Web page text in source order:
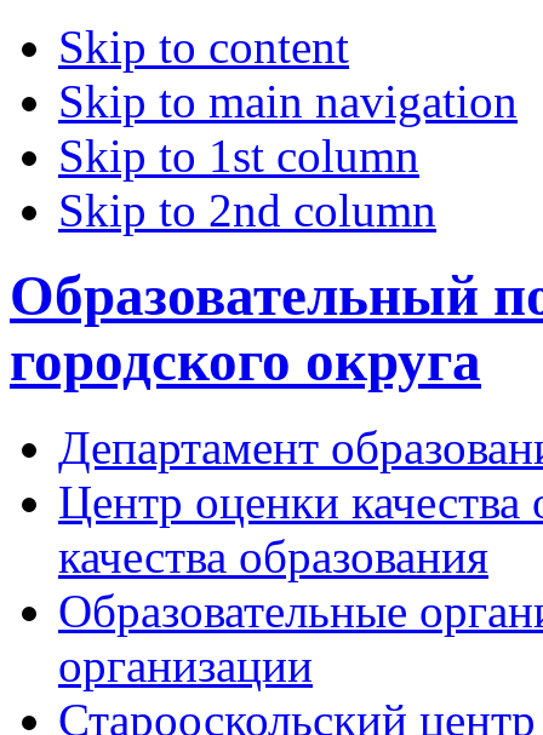
Skip to content
Skip to main navigation
Skip to 1st column
Skip to 2nd column
Образовательный
городского округа
Департамент
Центр оценки качества
качества образования
Образовательные
организации
Старооскольский